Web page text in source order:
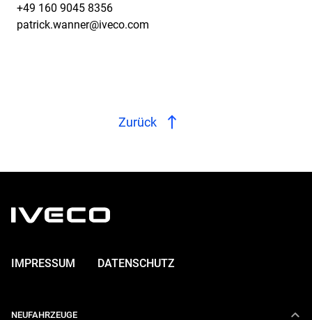
+49 160 9045 8356
patrick.wanner@iveco.com
Zurück
IMPRESSUM DATENSCHUTZ
NEUFAHRZEUGE